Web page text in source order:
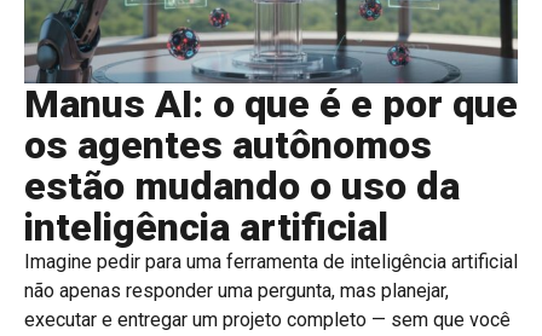
Manus AI: o que é e por que
os agentes autônomos
estão mudando o uso da
inteligência artificial
Imagine pedir para uma ferramenta de inteligência artificial
não apenas responder uma pergunta, mas planejar,
executar e entregar um projeto completo — sem que você